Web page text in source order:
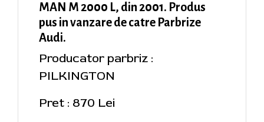
MAN M 2000 L, din 2001. Produs
pus in vanzare de catre Parbrize
Audi.
Producator parbriz :
PILKINGTON
Pret : 870 Lei